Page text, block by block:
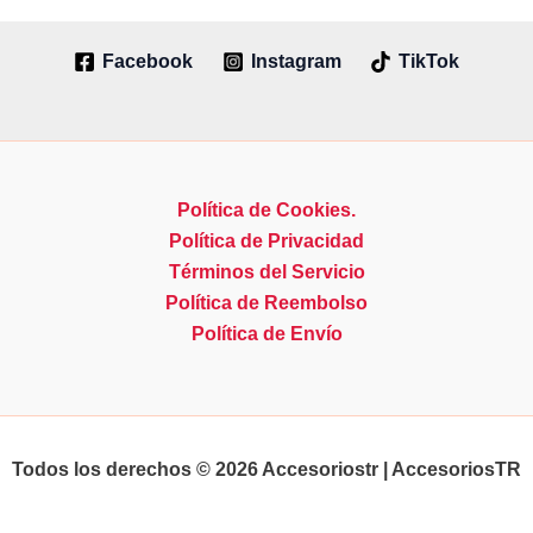
Facebook Instagram TikTok
Política de Cookies.
Política de Privacidad
Términos del Servicio
Política de Reembolso
Política de Envío
Todos los derechos © 2026 Accesoriostr | AccesoriosTR